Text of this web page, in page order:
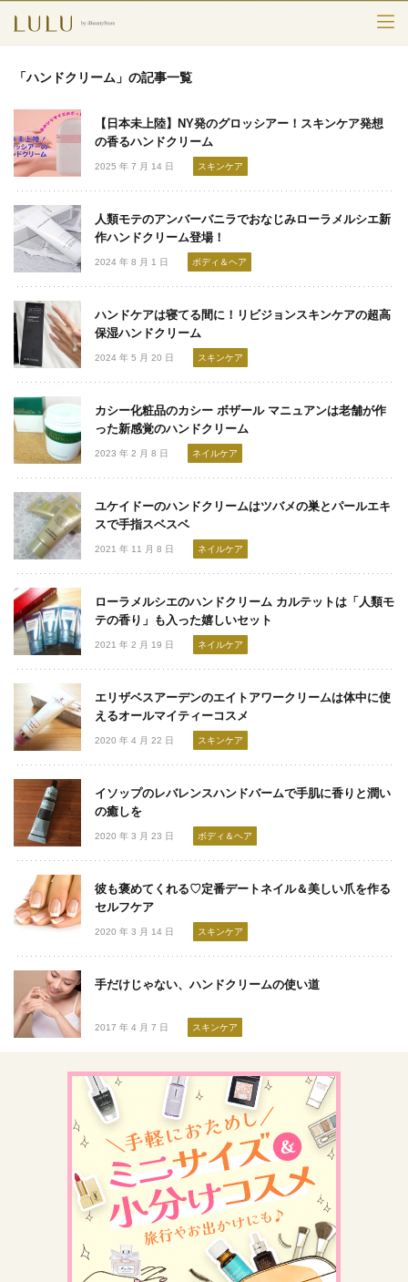
スキンケア
メークアップ
エイジングケア
フレグランス
ボディ＆ヘア
ライフスタイル
検索
「ハンドクリーム」の記事一覧
【日本未上陸】NY発のグロッシアー！スキンケア発想
の香るハンドクリーム
2025 年 7 月 14 日 スキンケア
人類モテのアンバーバニラでおなじみローラメルシエ新
作ハンドクリーム登場！
2024 年 8 月 1 日 ボディ＆ヘア
ハンドケアは寝てる間に！リビジョンスキンケアの超高
保湿ハンドクリーム
2024 年 5 月 20 日 スキンケア
カシー化粧品のカシー ボザール マニュアンは老舗が作
った新感覚のハンドクリーム
2023 年 2 月 8 日 ネイルケア
ユケイドーのハンドクリームはツバメの巣とパールエキ
スで手指スベスベ
2021 年 11 月 8 日 ネイルケア
ローラメルシエのハンドクリーム カルテットは「人類モ
テの香り」も入った嬉しいセット
2021 年 2 月 19 日 ネイルケア
エリザベスアーデンのエイトアワークリームは体中に使
えるオールマイティーコスメ
2020 年 4 月 22 日 スキンケア
イソップのレバレンスハンドバームで手肌に香りと潤い
の癒しを
2020 年 3 月 23 日 ボディ＆ヘア
彼も褒めてくれる♡定番デートネイル＆美しい爪を作る
セルフケア
2020 年 3 月 14 日 スキンケア
手だけじゃない、ハンドクリームの使い道
2017 年 4 月 7 日 スキンケア